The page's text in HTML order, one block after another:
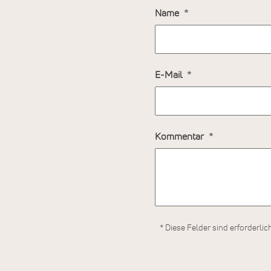
Name
E-Mail
Kommentar
* Diese Felder sind